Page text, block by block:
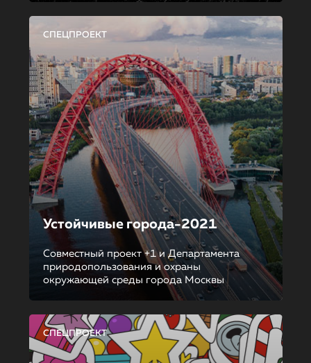
СПЕЦПРОЕКТ
Устойчивые города-2021
Совместный проект +1 и Департамента
природопользования и охраны
окружающей среды города Москвы
СПЕЦПРОЕКТ